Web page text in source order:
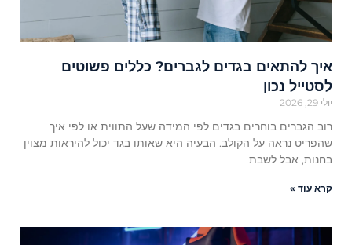
איך להתאים בגדים לגברים? כללים פשוטים
לסטייל נכון
יולי 29, 2026
רוב הגברים בוחרים בגדים לפי המידה שעל התווית או לפי איך
שהפריט נראה על הקולב. הבעיה היא שאותו בגד יכול להיראות מצוין
בחנות, אבל לשבת
קרא עוד »